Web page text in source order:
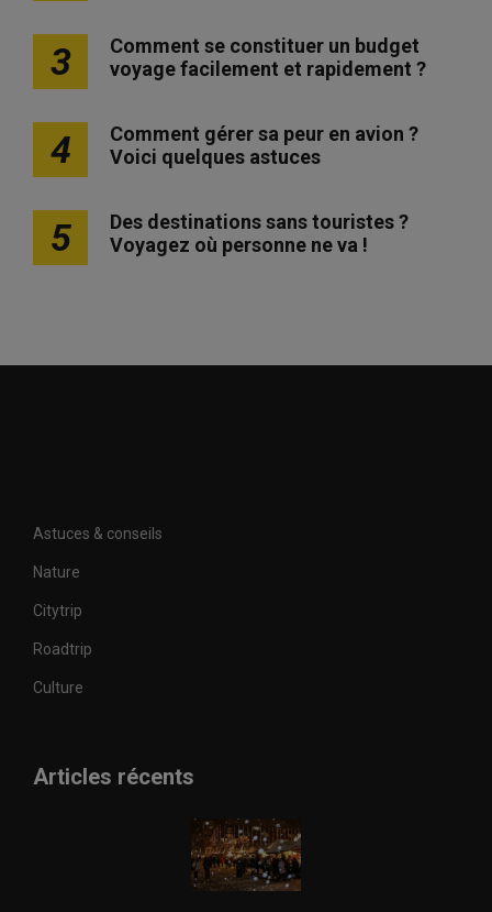
3
Comment se constituer un budget
voyage facilement et rapidement ?
4
Comment gérer sa peur en avion ?
Voici quelques astuces
5
Des destinations sans touristes ?
Voyagez où personne ne va !
Astuces & conseils
Nature
Citytrip
Roadtrip
Culture
Articles récents